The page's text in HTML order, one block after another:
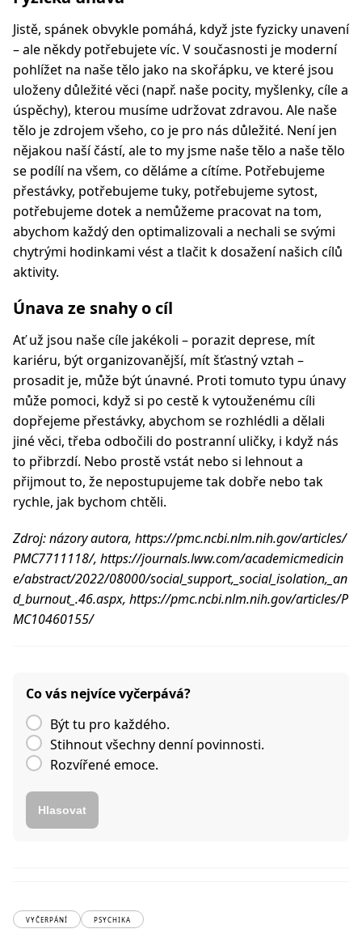
Jistě, spánek obvykle pomáhá, když jste fyzicky unavení
– ale někdy potřebujete víc. V současnosti je moderní
pohlížet na naše tělo jako na skořápku, ve které jsou
uloženy důležité věci (např. naše pocity, myšlenky, cíle a
úspěchy), kterou musíme udržovat zdravou. Ale naše
tělo je zdrojem všeho, co je pro nás důležité. Není jen
nějakou naší částí, ale to my jsme naše tělo a naše tělo
se podílí na všem, co děláme a cítíme. Potřebujeme
přestávky, potřebujeme tuky, potřebujeme sytost,
potřebujeme dotek a nemůžeme pracovat na tom,
abychom každý den optimalizovali a nechali se svými
chytrými hodinkami vést a tlačit k dosažení našich cílů
aktivity.
Únava ze snahy o cíl
Ať už jsou naše cíle jakékoli – porazit deprese, mít
kariéru, být organizovanější, mít šťastný vztah –
prosadit je, může být únavné. Proti tomuto typu únavy
může pomoci, když si po cestě k vytouženému cíli
dopřejeme přestávky, abychom se rozhlédli a dělali
jiné věci, třeba odbočili do postranní uličky, i když nás
to přibrzdí. Nebo prostě vstát nebo si lehnout a
přijmout to, že nepostupujeme tak dobře nebo tak
rychle, jak bychom chtěli.
Zdroj: názory autora, https://pmc.ncbi.nlm.nih.gov/articles/
PMC7711118/, https://journals.lww.com/academicmedicin
e/abstract/2022/08000/social_support,_social_isolation,_an
d_burnout_.46.aspx, https://pmc.ncbi.nlm.nih.gov/articles/P
MC10460155/
Co vás nejvíce vyčerpává?
Být tu pro každého.
Stihnout všechny denní povinnosti.
Rozvířené emoce.
Hlasovat
VYČERPÁNÍ PSYCHIKA